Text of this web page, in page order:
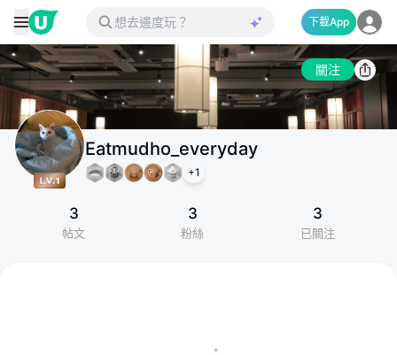
下載App
關注
Eatmudho_everyday
+1
3
帖文
3
粉絲
3
已關注